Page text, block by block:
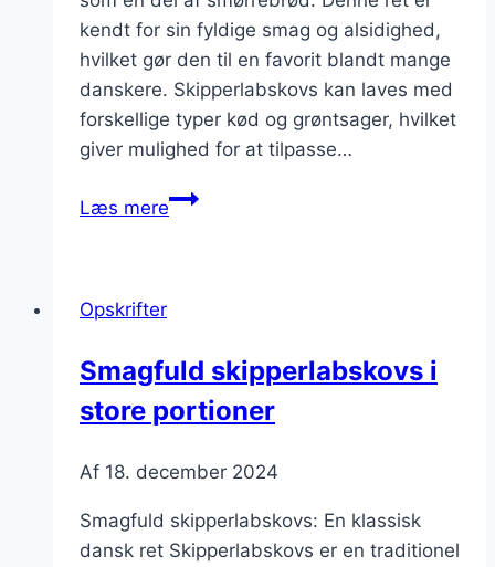
kendt for sin fyldige smag og alsidighed,
hvilket gør den til en favorit blandt mange
danskere. Skipperlabskovs kan laves med
forskellige typer kød og grøntsager, hvilket
giver mulighed for at tilpasse…
Læs mereVelsmagende
Opskrifter
Smagfuld skipperlabskovs i
store portioner
Af 18. december 2024
Smagfuld skipperlabskovs: En klassisk
dansk ret Skipperlabskovs er en traditionel